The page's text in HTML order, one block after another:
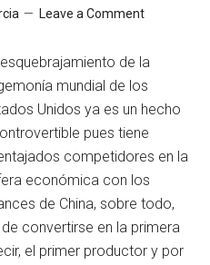
Leave a Comment
de la
mundial de los
Unidos ya es un hecho
pues tiene
competidores en la
económica con los
de China, sobre todo,
convertirse en la primera
el primer productor y por